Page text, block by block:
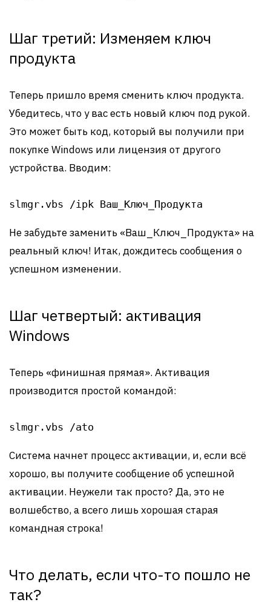
Шаг третий: Изменяем ключ
продукта
Теперь пришло время сменить ключ продукта.
Убедитесь, что у вас есть новый ключ под рукой.
Это может быть код, который вы получили при
покупке Windows или лицензия от другого
устройства. Вводим:
slmgr.vbs /ipk Ваш_Ключ_Продукта
Не забудьте заменить «Ваш_Ключ_Продукта» на
реальный ключ! Итак, дождитесь сообщения о
успешном изменении.
Шаг четвертый: активация
Windows
Теперь «финишная прямая». Активация
производится простой командой:
slmgr.vbs /ato
Система начнет процесс активации, и, если всё
хорошо, вы получите сообщение об успешной
активации. Неужели так просто? Да, это не
волшебство, а всего лишь хорошая старая
командная строка!
Что делать, если что-то пошло не
так?